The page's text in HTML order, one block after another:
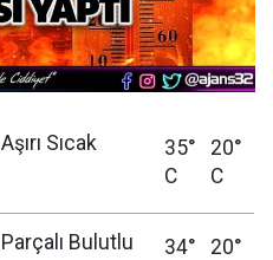
Aşırı Sıcak
35°
C
20°
C
Parçalı Bulutlu
34°
20°